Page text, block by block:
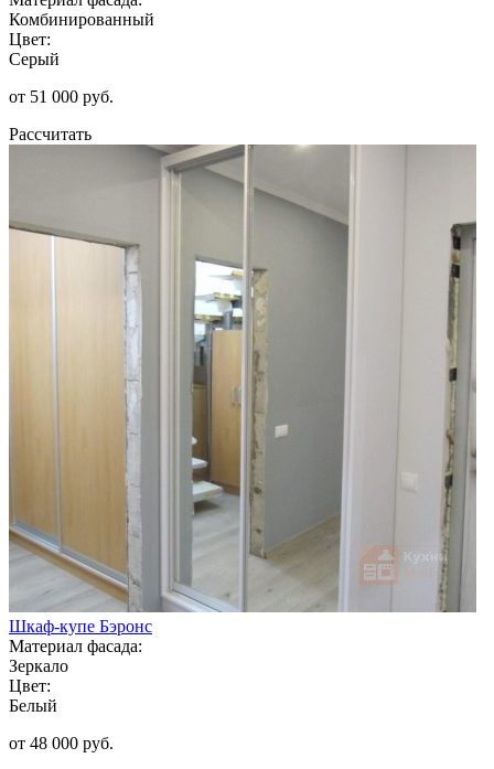
Комбинированный
Цвет:
Серый
от 51 000 руб.
Рассчитать
Шкаф-купе Бэронс
Материал фасада:
Зеркало
Цвет:
Белый
от 48 000 руб.